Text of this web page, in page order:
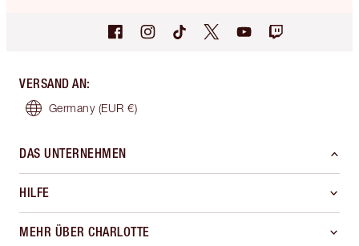
VERSAND AN:
Germany (EUR €)
DAS UNTERNEHMEN
HILFE
MEHR ÜBER CHARLOTTE